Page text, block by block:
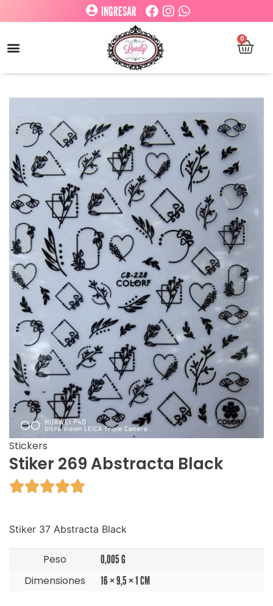
INGRESAR
0
Stickers
Stiker 269 Abstracta Black

Stiker 37 Abstracta Black
Peso 0,005 G
Dimensiones 16 × 9,5 × 1 CM